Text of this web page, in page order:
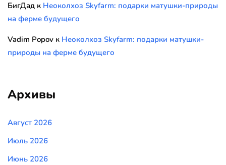
БигДад к Неоколхоз Skyfarm: подарки матушки-природы
на ферме будущего
Vadim Popov к Неоколхоз Skyfarm: подарки матушки-
природы на ферме будущего
Архивы
Август 2026
Июль 2026
Июнь 2026